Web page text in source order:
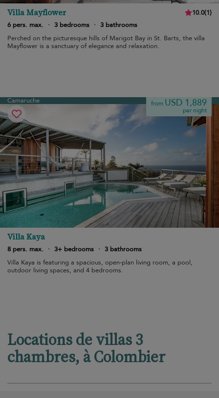
Villa Mayflower 10.0(1)
6 pers. max.
· 3 bedrooms · 3 bathrooms
Perched on the picturesque hills of Marigot Bay in St. Barts, the villa
Mayflower is a sanctuary of elegance and relaxation.
Camaruche from USD 1,889
per night
Villa Kaya
8 pers. max. · 3+ bedrooms · 3 bathrooms
Villa Kaya is featuring a spacious, open-plan living room, a pool,
outdoor living spaces, and 4 bedrooms.
Locations de villas 3
chambres, à Colombier